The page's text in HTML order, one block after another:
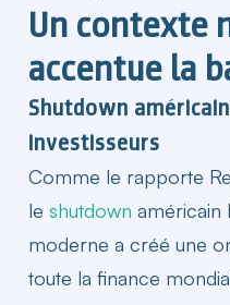
Un contexte
accentue la
Shutdown
investisseurs​
Comme le rapporte
le shutdown américain
moderne a créé une
toute la finance